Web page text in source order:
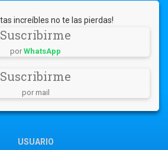
increíbles no te las pierdas!
Suscribirme
por WhatsApp
Suscribirme
por mail
USUARIO